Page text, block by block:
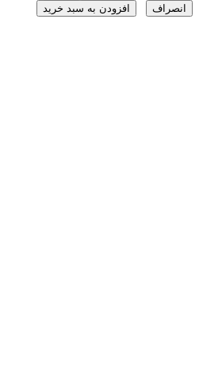
افزودن به سبد خرید